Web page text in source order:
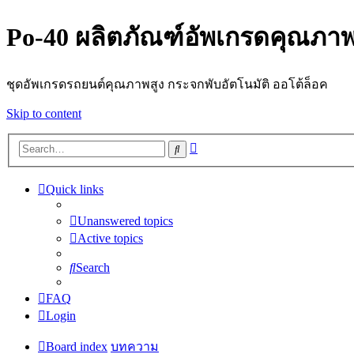
Po-40 ผลิตภัณฑ์อัพเกรดคุณภา
ชุดอัพเกรดรถยนต์คุณภาพสูง กระจกพับอัตโนมัติ ออโต้ล็อค
Skip to content
Search
Quick links
Unanswered topics
Active topics
Search
FAQ
Login
Board index บทความ